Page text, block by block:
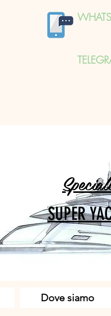
SUPER
Dove siamo